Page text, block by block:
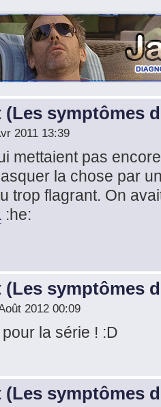
(Les symptômes
2011 13:39
mettaient pas
la chose par
trop flagrant. On
:he:
(Les symptômes
2012 00:09
la série ! :D
(Les symptômes